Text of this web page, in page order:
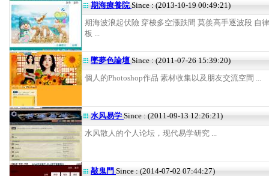
期海療養院Since : (2013-10-19 00:49:21)
期海波浪起伏險 穿梭多空漲跌間 莫羨高手逐波段 自
板 ...
墜夢色論壇 Since : (2011-07-26 15:39:20)
個人的Photoshop作品 素材收集以及朋友交流空間 ...
水风易学 Since : (2011-09-13 12:26:21)
水风散人的个人论坛，现代易学研究 ...
敲鬼門 Since : (2014-07-02 07:44:27)